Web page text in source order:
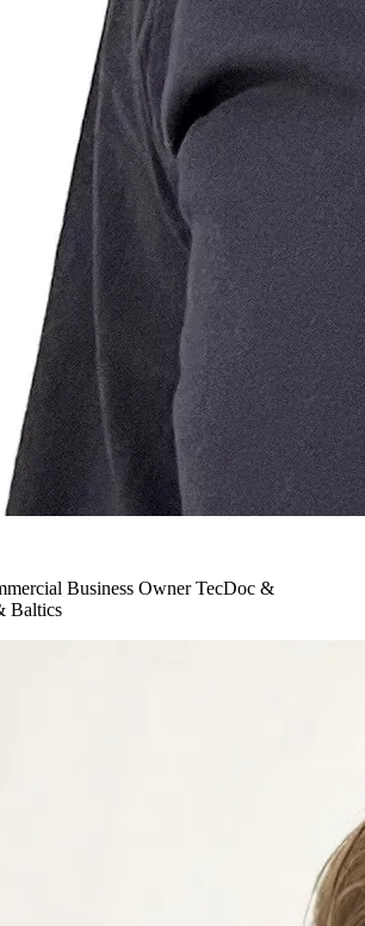
Business Owner TecDoc &
Baltics